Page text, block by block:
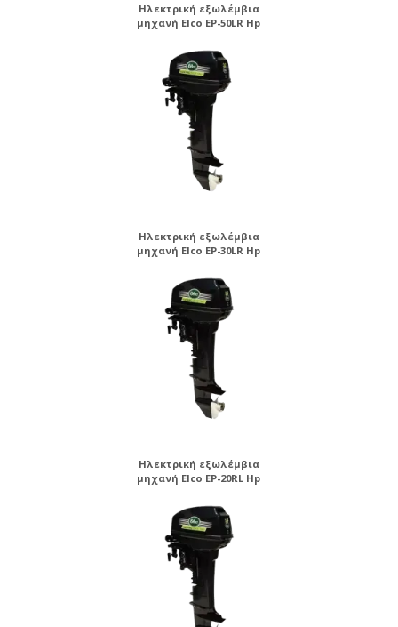
Ηλεκτρική εξωλέμβια
μηχανή Elco EP-50LR Hp
Ηλεκτρική εξωλέμβια
μηχανή Elco EP-30LR Hp
Ηλεκτρική εξωλέμβια
μηχανή Elco EP-20RL Hp